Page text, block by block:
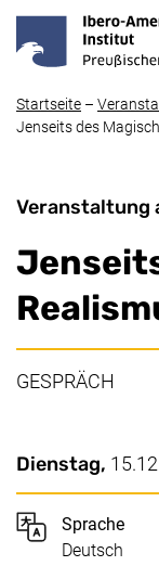
Startseite –
Jenseits des
Veranstaltung
GESPRÄCH
Wichtige
Datum / Dauer:
Dienstag,
Sprache
Deutsch